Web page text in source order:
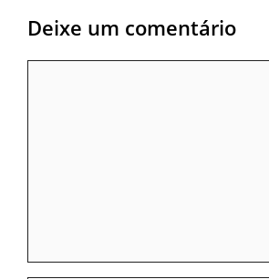
Deixe um comentário